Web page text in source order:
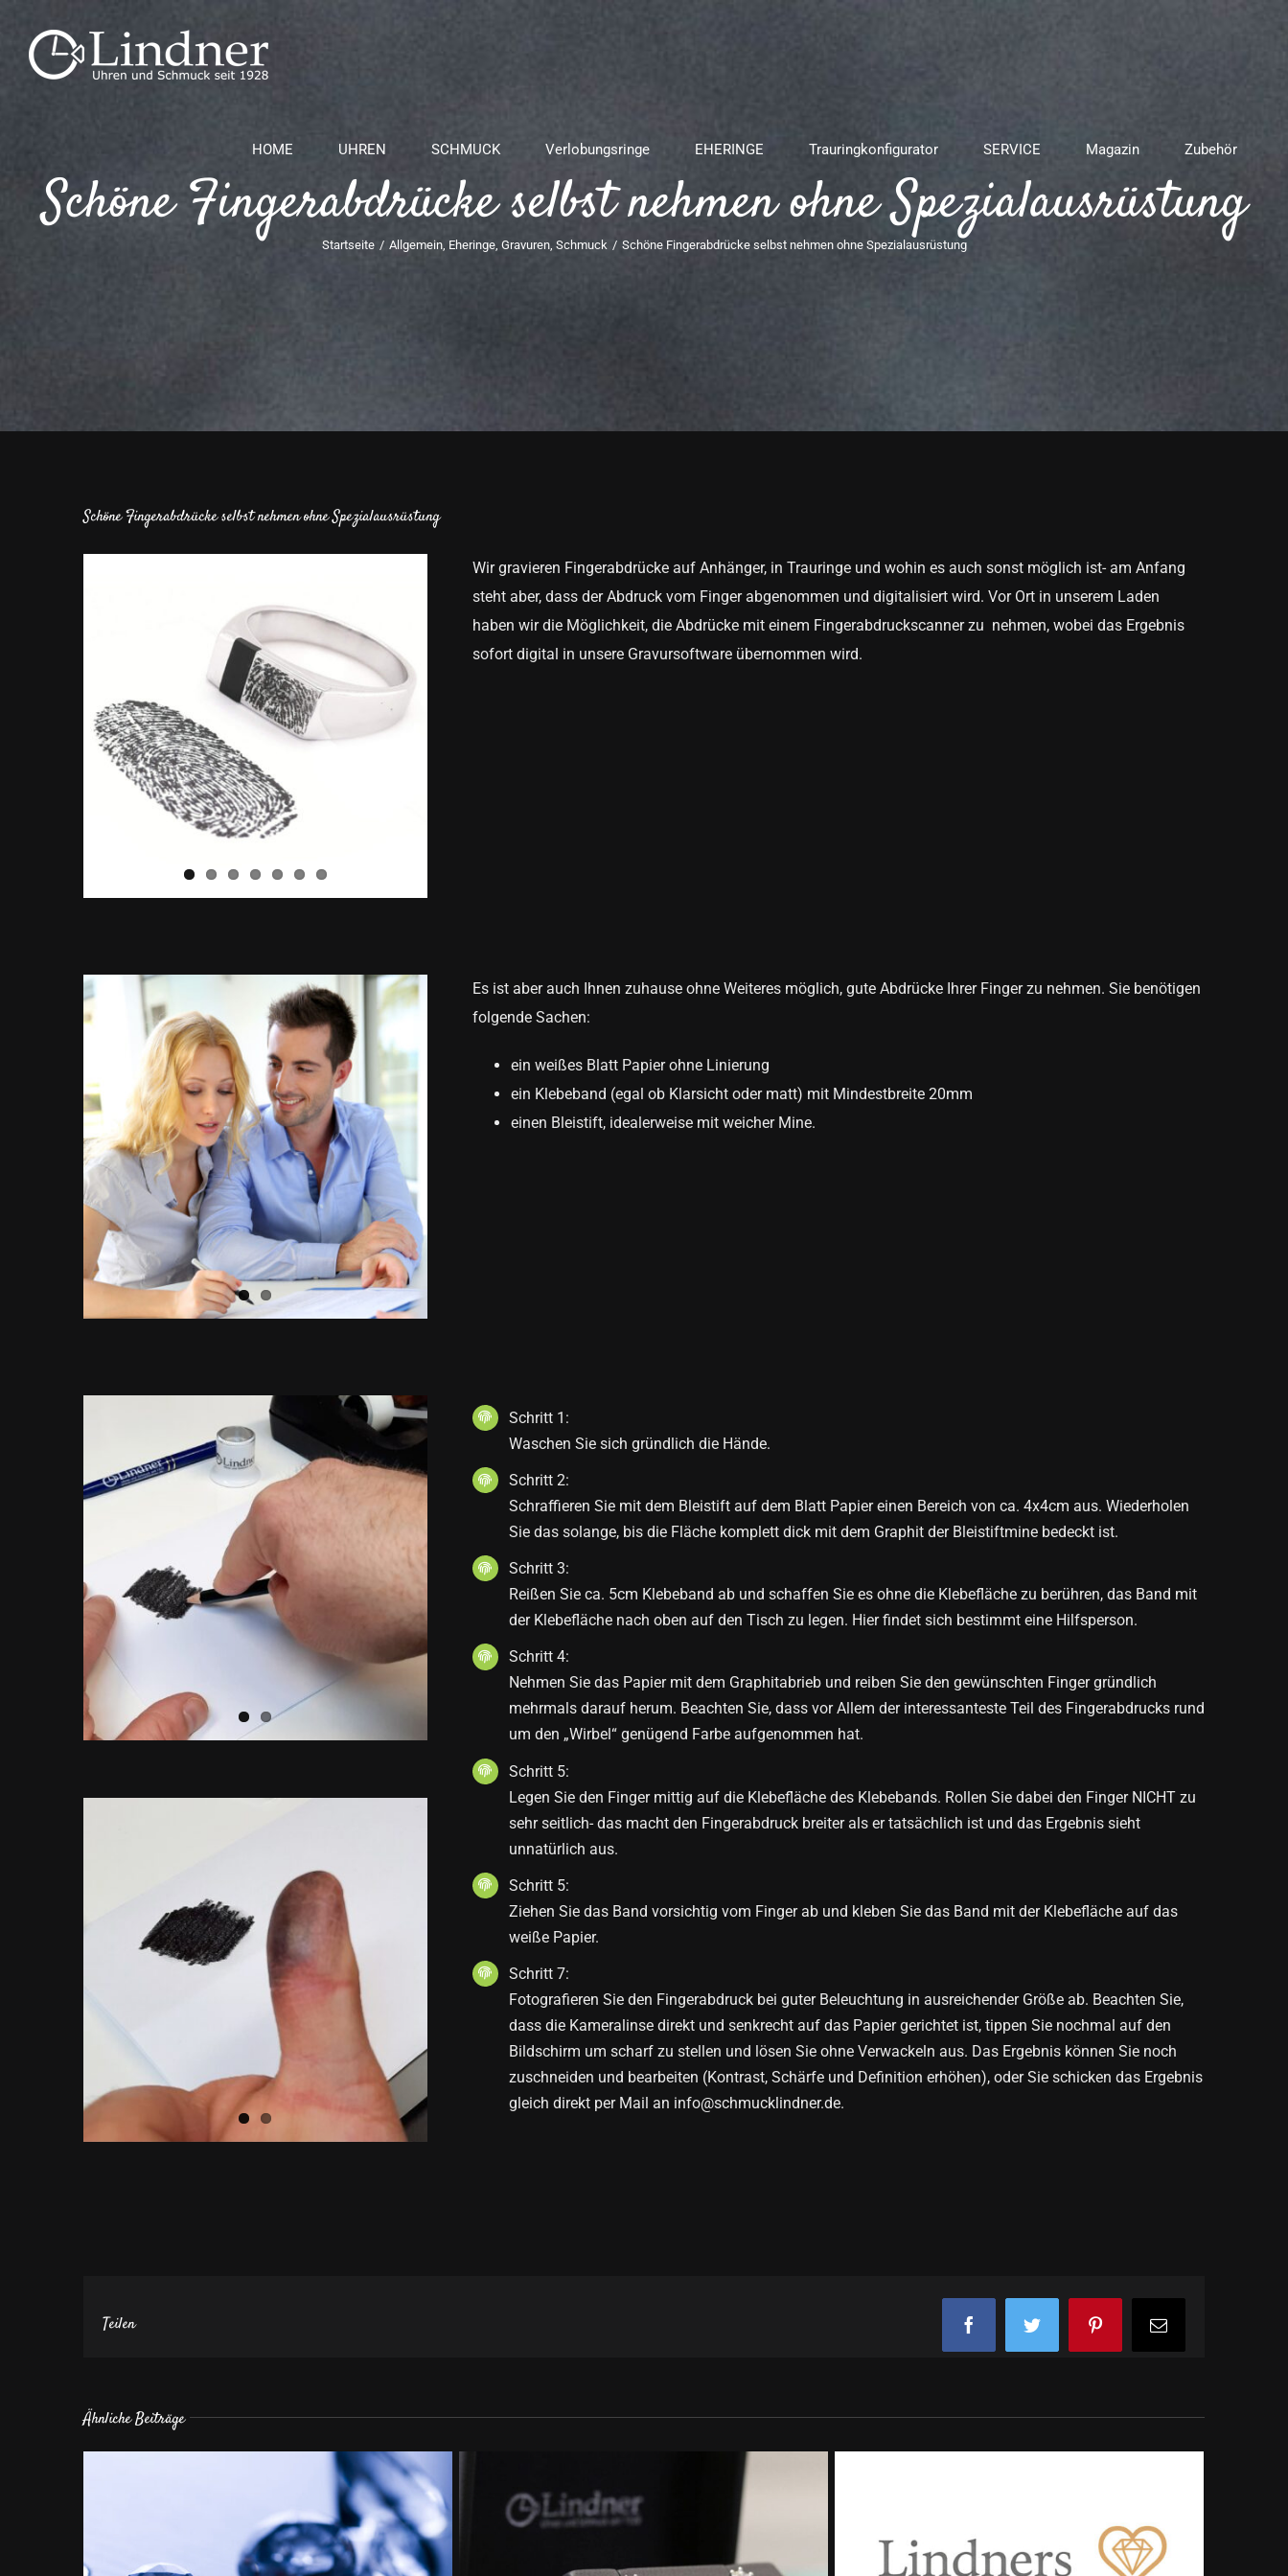
Inhalt
springen
HOME UHREN SCHMUCK Verlobungsringe EHERINGE Trauringkonfigurator SERVICE Magazin Zubehör
Schöne Fingerabdrücke selbst nehmen ohne Spezialausrüstung
Startseite / Allgemein, Eheringe, Gravuren, Schmuck / Schöne Fingerabdrücke selbst nehmen ohne Spezialausrüstung
Schöne Fingerabdrücke selbst nehmen ohne Spezialausrüstung
Wir gravieren Fingerabdrücke auf Anhänger, in Trauringe und wohin es auch sonst möglich ist- am Anfang
steht aber, dass der Abdruck vom Finger abgenommen und digitalisiert wird. Vor Ort in unserem Laden
haben wir die Möglichkeit, die Abdrücke mit einem Fingerabdruckscanner zu nehmen, wobei das Ergebnis
sofort digital in unsere Gravursoftware übernommen wird.
Es ist aber auch Ihnen zuhause ohne Weiteres möglich, gute Abdrücke Ihrer Finger zu nehmen. Sie benötigen
folgende Sachen:
ein weißes Blatt Papier ohne Linierung
ein Klebeband (egal ob Klarsicht oder matt) mit Mindestbreite 20mm
einen Bleistift, idealerweise mit weicher Mine.
Schritt 1:
Waschen Sie sich gründlich die Hände.
Schritt 2:
Schraffieren Sie mit dem Bleistift auf dem Blatt Papier einen Bereich von ca. 4x4cm aus. Wiederholen
Sie das solange, bis die Fläche komplett dick mit dem Graphit der Bleistiftmine bedeckt ist.
Schritt 3:
Reißen Sie ca. 5cm Klebeband ab und schaffen Sie es ohne die Klebefläche zu berühren, das Band mit
der Klebefläche nach oben auf den Tisch zu legen. Hier findet sich bestimmt eine Hilfsperson.
Schritt 4:
Nehmen Sie das Papier mit dem Graphitabrieb und reiben Sie den gewünschten Finger gründlich
mehrmals darauf herum. Beachten Sie, dass vor Allem der interessanteste Teil des Fingerabdrucks rund
um den „Wirbel“ genügend Farbe aufgenommen hat.
Schritt 5:
Legen Sie den Finger mittig auf die Klebefläche des Klebebands. Rollen Sie dabei den Finger NICHT zu
sehr seitlich- das macht den Fingerabdruck breiter als er tatsächlich ist und das Ergebnis sieht
unnatürlich aus.
Schritt 5:
Ziehen Sie das Band vorsichtig vom Finger ab und kleben Sie das Band mit der Klebefläche auf das
weiße Papier.
Schritt 7:
Fotografieren Sie den Fingerabdruck bei guter Beleuchtung in ausreichender Größe ab. Beachten Sie,
dass die Kameralinse direkt und senkrecht auf das Papier gerichtet ist, tippen Sie nochmal auf den
Bildschirm um scharf zu stellen und lösen Sie ohne Verwackeln aus. Das Ergebnis können Sie noch
zuschneiden und bearbeiten (Kontrast, Schärfe und Definition erhöhen), oder Sie schicken das Ergebnis
gleich direkt per Mail an info@schmucklindner.de.
Teilen FacebookTwitter PinterestE-
Mail
Ähnliche Beiträge